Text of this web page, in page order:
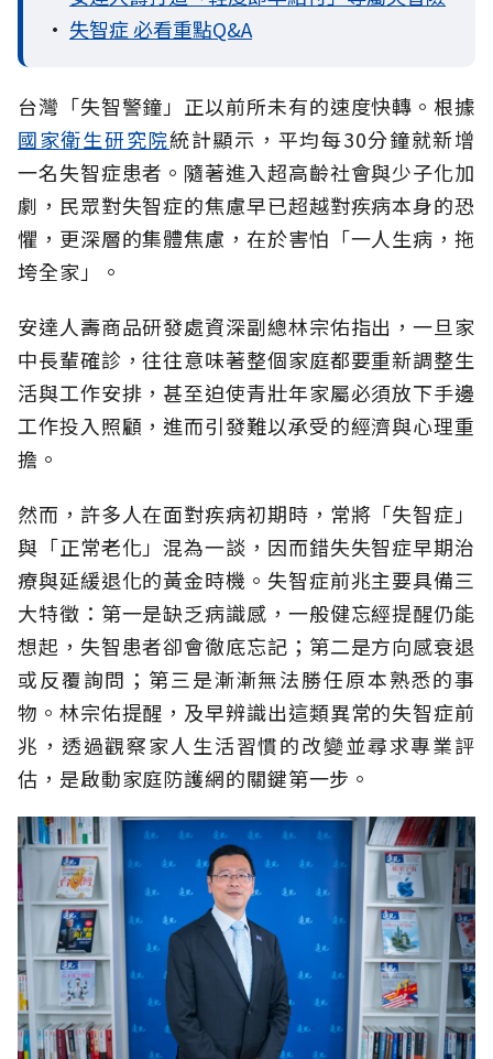
• 失智症 必看重點Q&A
台灣「失智警鐘」正以前所未有的速度快轉。根據
國家衛生研究院統計顯示，平均每30分鐘就新增
一名失智症患者。隨著進入超高齡社會與少子化加
劇，民眾對失智症的焦慮早已超越對疾病本身的恐
懼，更深層的集體焦慮，在於害怕「一人生病，拖
垮全家」。
安達人壽商品研發處資深副總林宗佑指出，一旦家
中長輩確診，往往意味著整個家庭都要重新調整生
活與工作安排，甚至迫使青壯年家屬必須放下手邊
工作投入照顧，進而引發難以承受的經濟與心理重
擔。
然而，許多人在面對疾病初期時，常將「失智症」
與「正常老化」混為一談，因而錯失失智症早期治
療與延緩退化的黃金時機。失智症前兆主要具備三
大特徵：第一是缺乏病識感，一般健忘經提醒仍能
想起，失智患者卻會徹底忘記；第二是方向感衰退
或反覆詢問；第三是漸漸無法勝任原本熟悉的事
物。林宗佑提醒，及早辨識出這類異常的失智症前
兆，透過觀察家人生活習慣的改變並尋求專業評
估，是啟動家庭防護網的關鍵第一步。